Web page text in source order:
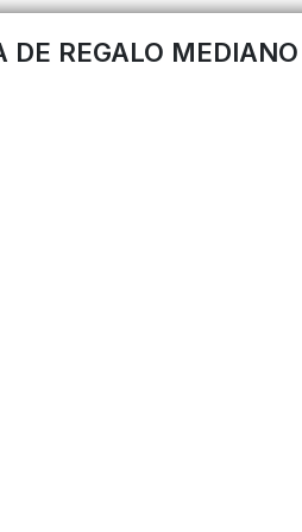
DE REGALO MEDIANO